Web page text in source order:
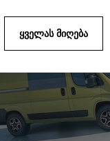
ᲧᲕᲔᲚᲐᲡ ᲛᲘᲦᲔᲑᲐ